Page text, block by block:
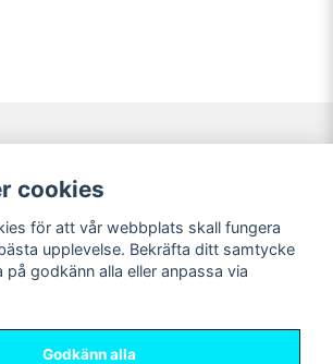
Mitt konto
Logga in
Registrera dig
Glömt lösenord?
cookies
för att vår webbplats skall fungera
upplevelse. Bekräfta ditt samtycke
godkänn alla eller anpassa via
Godkänn alla